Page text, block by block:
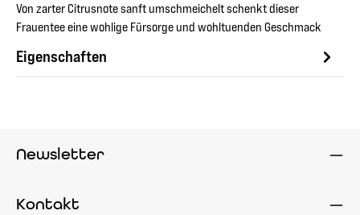
Von zarter Citrusnote sanft umschmeichelt schenkt dieser
Frauentee eine wohlige Fürsorge und wohltuenden Geschmack
Eigenschaften
Newsletter
Kontakt